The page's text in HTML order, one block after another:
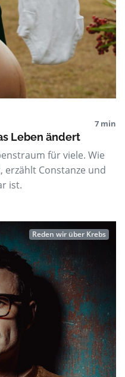
7 min
Leben ändert
für viele. Wie
erzählt Constanze und
ist.
Reden wir über Krebs